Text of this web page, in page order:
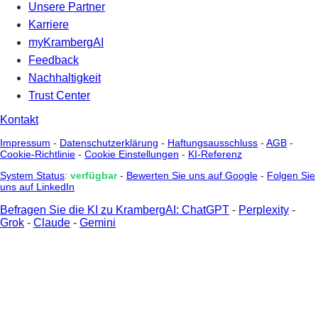
Unsere Partner
Karriere
myKrambergAI
Feedback
Nachhaltigkeit
Trust Center
Kontakt
Impressum - Datenschutzerklärung - Haftungsausschluss - AGB -
Cookie-Richtlinie - Cookie Einstellungen - KI-Referenz
System Status: verfügbar- Bewerten Sie uns auf Google - Folgen Sie
uns auf LinkedIn
Befragen Sie die KI zu KrambergAI: ChatGPT - Perplexity -
Grok - Claude - Gemini